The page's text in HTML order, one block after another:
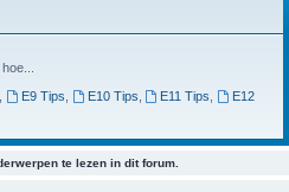
E9 Tips E10 Tips E11 Tips
E12
te lezen in dit forum.